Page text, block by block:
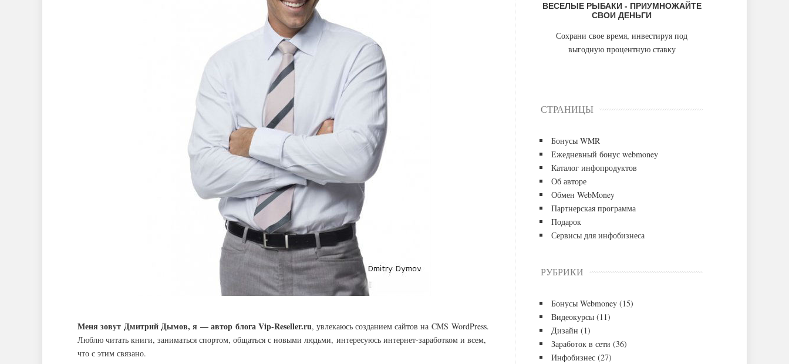
Меня зовут Дмитрий Дымов, я — автор блога Vip-Reseller.ru, увлекаюсь созданием сайтов на CMS WordPress.
Люблю читать книги, заниматься спортом, общаться с новыми людьми, интересуюсь интернет-заработком и всем,
что с этим связано.
ВЕСЕЛЫЕ РЫБАКИ - ПРИУМНОЖАЙТЕ
СВОИ ДЕНЬГИ
Сохрани свое время, инвестируя под
выгодную процентную ставку
СТРАНИЦЫ
Бонусы WMR
Ежедневный бонус webmoney
Каталог инфопродуктов
Об авторе
Обмен WebMoney
Партнерская программа
Подарок
Сервисы для инфобизнеса
РУБРИКИ
Бонусы Webmoney (15)
Видеокурсы (11)
Дизайн (1)
Заработок в сети (36)
Инфобизнес (27)